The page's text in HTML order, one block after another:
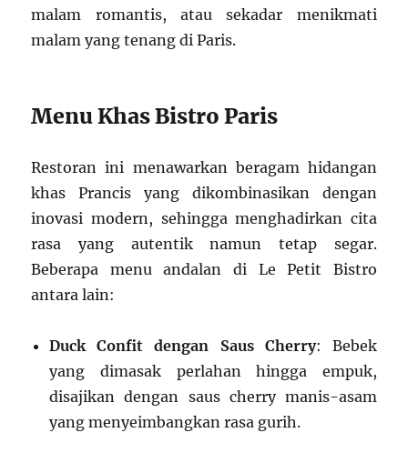
malam romantis, atau sekadar menikmati
malam yang tenang di Paris.
Menu Khas Bistro Paris
Restoran ini menawarkan beragam hidangan
khas Prancis yang dikombinasikan dengan
inovasi modern, sehingga menghadirkan cita
rasa yang autentik namun tetap segar.
Beberapa menu andalan di Le Petit Bistro
antara lain:
Duck Confit dengan Saus Cherry: Bebek
yang dimasak perlahan hingga empuk,
disajikan dengan saus cherry manis-asam
yang menyeimbangkan rasa gurih.